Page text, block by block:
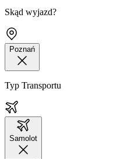
Skąd wyjazd?
Poznań
Typ Transportu
Samolot